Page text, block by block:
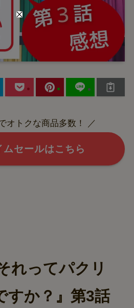
オトクな商品多数！ ／
ムセールはこちら
れってパクリ
すか？』第3話